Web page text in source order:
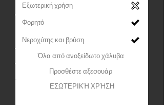
Εξωτερική χρήση
Φορητό
Νεροχύτης και βρύση
Όλα από ανοξείδωτο χάλυβα
Προσθέστε αξεσουάρ
ΕΣΩΤΕΡΙΚΉ ΧΡΉΣΗ